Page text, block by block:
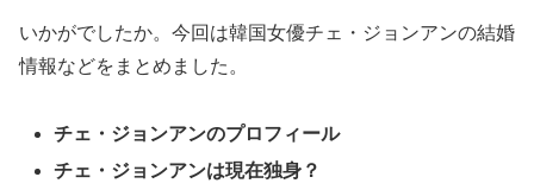
いかがでしたか。今回は韓国女優チェ・ジョンアンの結婚
情報などをまとめました。
チェ・ジョンアンのプロフィール
チェ・ジョンアンは現在独身？